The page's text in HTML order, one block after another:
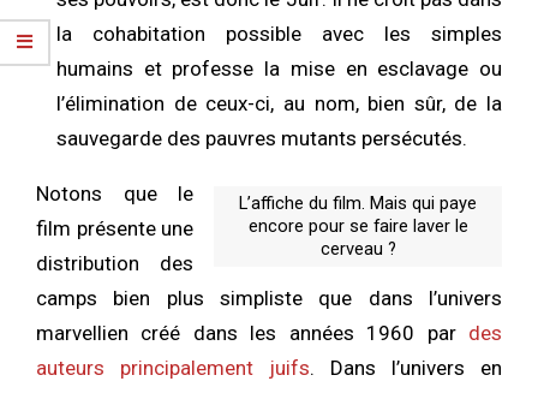
la cohabitation possible avec les simples
humains et professe la mise en esclavage ou
l’élimination de ceux-ci, au nom, bien sûr, de la
sauvegarde des pauvres mutants persécutés.
L’affiche du film. Mais qui paye
encore pour se faire laver le
cerveau ?
Notons que le
film présente une
distribution des
camps bien plus simpliste que dans l’univers
marvellien créé dans les années 1960 par des
auteurs principalement juifs. Dans l’univers en